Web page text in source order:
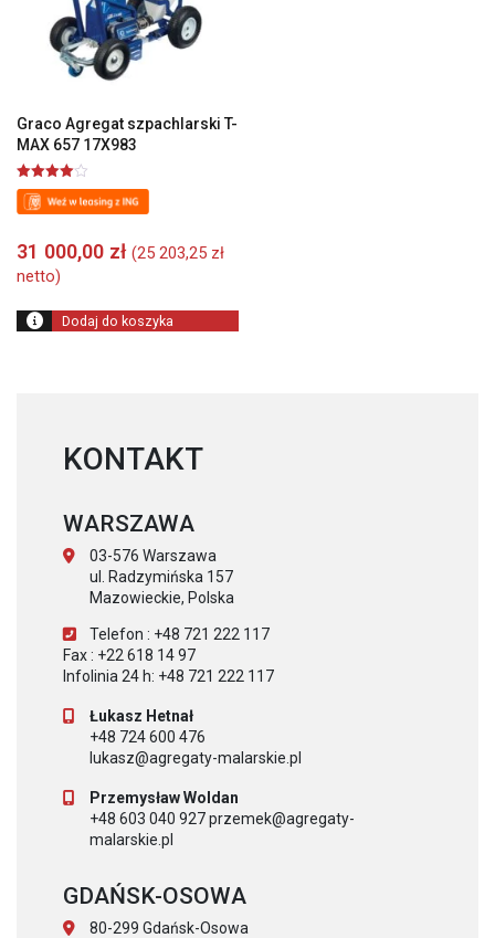
Graco Agregat szpachlarski T-
MAX 657 17X983
Oceniono
4.00
na 5
31 000,00 zł (25 203,25 zł
netto)
Dodaj do koszyka
KONTAKT
WARSZAWA
03-576 Warszawa
ul. Radzymińska 157
Mazowieckie, Polska
Telefon : +48 721 222 117
Fax : +22 618 14 97
Infolinia 24 h: +48 721 222 117
Łukasz Hetnał
+48 724 600 476
lukasz@agregaty-malarskie.pl
Przemysław Woldan
+48 603 040 927 przemek@agregaty-
malarskie.pl
GDAŃSK-OSOWA
80-299 Gdańsk-Osowa